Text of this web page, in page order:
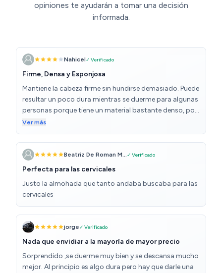
opiniones te ayudarán a tomar una decisión
informada.
Nahicel✓ Verificado
Firme, Densa y Esponjosa
Mantiene la cabeza firme sin hundirse demasiado. Puede
resultar un poco dura mientras se duerme para algunas
personas porque tiene un material bastante denso, por
eso le doy 4 estrellas pero para mi va bien porque
también es mullida, esponjosa. Resulta agradable y se
duerme bien con ella.
Ver más
Beatriz De Roman M...✓ Verificado
Perfecta para las cervicales
Justo la almohada que tanto andaba buscaba para las
cervicales
jorge✓ Verificado
Nada que envidiar a la mayoría de mayor precio
Sorprendido ,se duerme muy bien y se descansa mucho
mejor. Al principio es algo dura pero hay que darle una